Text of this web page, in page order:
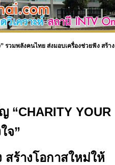
รวมพลังคนไทย ส่งมอบเครื่องช่วยฟัง สร้าง
“CHARITY YOUR
จ”
สร้างโอกาสใหม่ให้